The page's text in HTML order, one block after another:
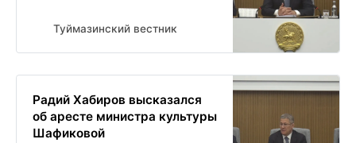
Туймазинский вестник
Радий Хабиров высказался
об аресте министра культуры
Шафиковой